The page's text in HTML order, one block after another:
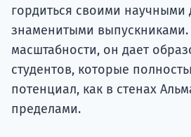
гордиться своими
знаменитыми выпускниками.
масштабности, он дает
студентов, которые
потенциал, как в стенах
пределами.